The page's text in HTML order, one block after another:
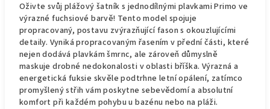
Oživte svůj plážový šatník s jednodílnými plavkami Primo ve
výrazné fuchsiové barvě! Tento model spojuje
propracovaný, postavu zvýrazňující fason s okouzlujícími
detaily. Vyniká propracovaným řasením v přední části, které
nejen dodává plavkám šmrnc, ale zároveň důmyslně
maskuje drobné nedokonalosti v oblasti bříška. Výrazná a
energetická fuksie skvěle podtrhne letní opálení, zatímco
promyšlený střih vám poskytne sebevědomí a absolutní
komfort při každém pohybu u bazénu nebo na pláži.